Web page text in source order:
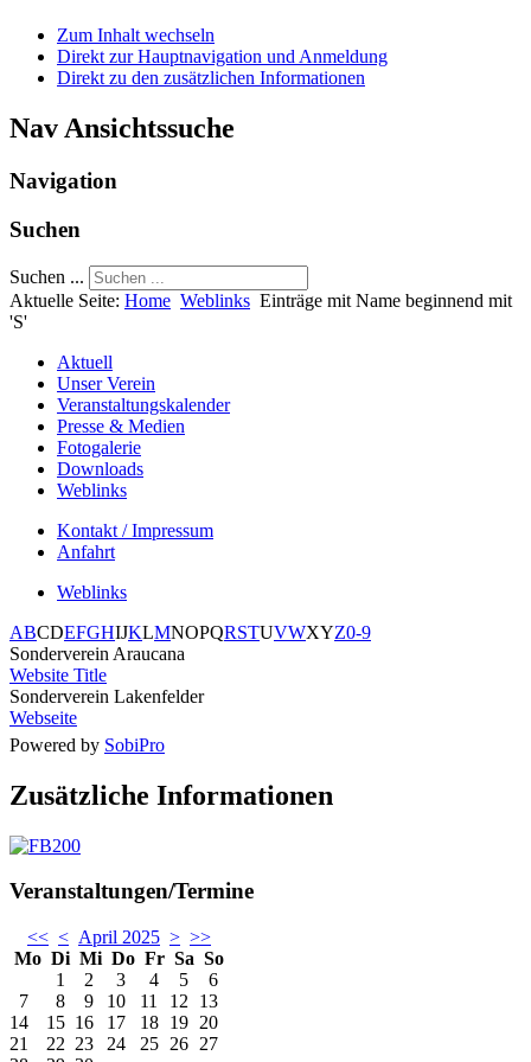
Zum Inhalt wechseln
Direkt zur Hauptnavigation und Anmeldung
Direkt zu den zusätzlichen Informationen
Nav Ansichtssuche
Navigation
Suchen
Suchen ...
Aktuelle Seite: Home Weblinks Einträge mit Name beginnend mit
'S'
Aktuell
Unser Verein
Veranstaltungskalender
Presse & Medien
Fotogalerie
Downloads
Weblinks
Kontakt / Impressum
Anfahrt
Weblinks
ABCDEFGHIJKLMNOPQRSTUVWXYZ0-9
Sonderverein Araucana
Website Title
Sonderverein Lakenfelder
Webseite
Powered by SobiPro
Zusätzliche Informationen
Veranstaltungen/Termine
<< < April 2025 > >>
Mo Di Mi Do Fr Sa So
1
2 3 4 5
6
7
8 9 10 11 12
13
14
15 16 17 18 19 20
21
22 23 24 25 26 27